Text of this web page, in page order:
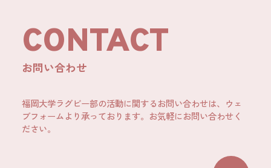
CONTACT
お問い合わせ
福岡大学ラグビー部の活動に関するお問い合わせは、ウェ
ブフォームより承っております。お気軽にお問い合わせく
ださい。